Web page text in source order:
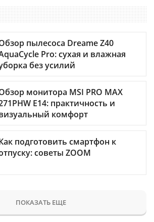
пылесоса Dreame Z40
Pro: сухая и влажная
без усилий
монитора MSI PRO MAX
E14: практичность и
комфорт
подготовить смартфон к
советы ZOOM
ПОКАЗАТЬ ЕЩЕ